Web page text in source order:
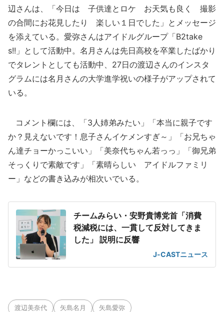
辺さんは、「今日は 子供達とロケ お天気も良く 撮影
の合間にお花見したり 楽しい１日でした」とメッセージ
を添えている。愛弥さんはアイドルグループ「B2take
s!!」として活動中。名月さんは先日高校を卒業したばかり
でタレントとしても活動中、27日の渡辺さんのインスタ
グラムには名月さんの大学進学祝いの様子がアップされて
いる。
コメント欄には、「3人姉弟みたい」「本当に親子です
か？見えないです！息子さんイケメンすぎ～」「お兄ちゃ
ん達チョーかっこいい」「美奈代ちゃん若っっ」「御兄弟
そっくりで素敵です」「素晴らしい アイドルファミリ
ー」などの書き込みが相次いでいる。
チームみらい・安野貴博党首「消費
税減税には、一貫して反対してきま
した」 説明に反響
J-CASTニュース
渡辺美奈代 矢島名月 矢島愛弥